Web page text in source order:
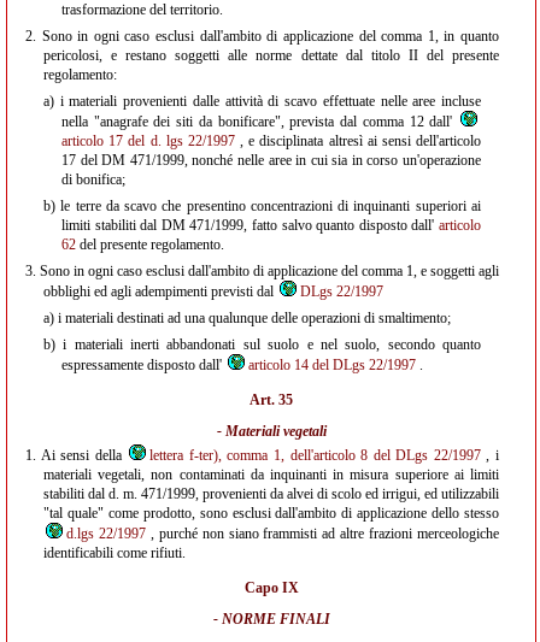
trasformazione del territorio.
2. Sono in ogni caso esclusi dall'ambito di applicazione del comma 1, in quanto
pericolosi, e restano soggetti alle norme dettate dal titolo II del presente
regolamento:
a) i materiali provenienti dalle attività di scavo effettuate nelle aree incluse
nella "anagrafe dei siti da bonificare", prevista dal comma 12 dall'
articolo 17 del d. lgs 22/1997, e disciplinata altresì ai sensi dell'articolo
17 del DM 471/1999, nonché nelle aree in cui sia in corso un'operazione
di bonifica;
b) le terre da scavo che presentino concentrazioni di inquinanti superiori ai
limiti stabiliti dal DM 471/1999, fatto salvo quanto disposto dall' articolo
62 del presente regolamento.
3. Sono in ogni caso esclusi dall'ambito di applicazione del comma 1, e soggetti agli
obblighi ed agli adempimenti previsti dal
DLgs 22/1997
a) i materiali destinati ad una qualunque delle operazioni di smaltimento;
b) i materiali inerti abbandonati sul suolo e nel suolo, secondo quanto
espressamente disposto dall'
articolo 14 del DLgs 22/1997 .
Art. 35
- Materiali vegetali
1. Ai sensi della lettera f-ter), comma 1, dell'articolo 8 del DLgs 22/1997, i
materiali vegetali, non contaminati da inquinanti in misura superiore ai limiti
stabiliti dal d. m. 471/1999, provenienti da alvei di scolo ed irrigui, ed utilizzabili
"tal quale" come prodotto, sono esclusi dall'ambito di applicazione dello stesso
d.lgs 22/1997, purché non siano frammisti ad altre frazioni merceologiche
identificabili come rifiuti.
Capo IX
- NORME FINALI